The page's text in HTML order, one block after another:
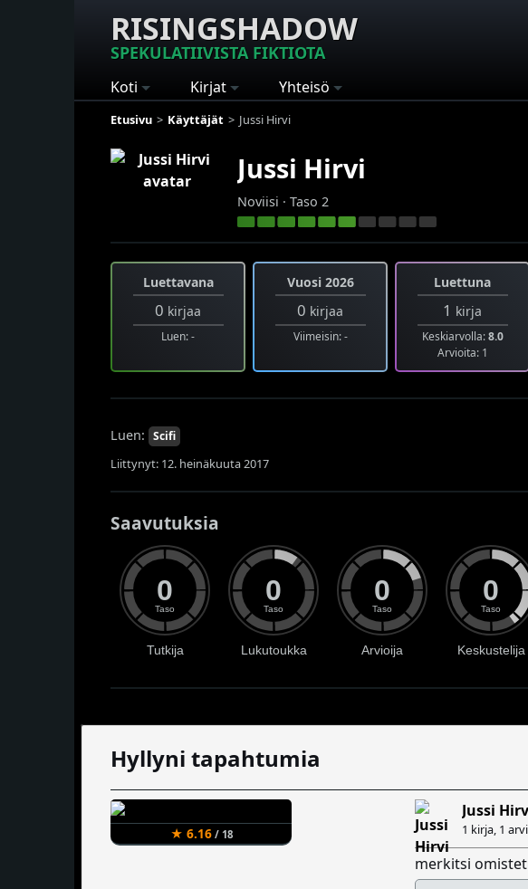
RISINGSHADOW
SPEKULATIIVISTA FIKTIOTA
Koti Kirjat Yhteisö
Etusivu Käyttäjät Jussi Hirvi
Jussi Hirvi
Noviisi · Taso 2
Luettavana
0 kirjaa
Luen: -
Vuosi 2026
0 kirjaa
Viimeisin: -
Luettuna
1 kirja
Keskiarvolla:8.0
Arvioita: 1
Luen: Scifi
Liittynyt: 12. heinäkuuta 2017
Saavutuksia
0
Taso
Tutkija
0
Taso
Lukutoukka
0
Taso
Arvioija
0
Taso
Keskustelija
Hyllyni tapahtumia
★ 6.16/ 18
Jussi
1 kirja, 1
merkitsi